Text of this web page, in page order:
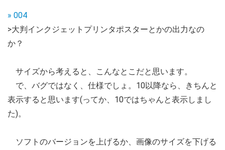
» 004
>大判インクジェットプリンタポスターとかの出力なの
か？
サイズから考えると、こんなとこだと思います。
で、バグではなく、仕様でしょ。10以降なら、きちんと
表示すると思います(ってか、10ではちゃんと表示しまし
た)。
ソフトのバージョンを上げるか、画像のサイズを下げる